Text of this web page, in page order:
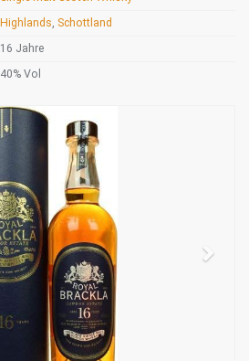
Highlands, Schottland
16 Jahre
40% Vol